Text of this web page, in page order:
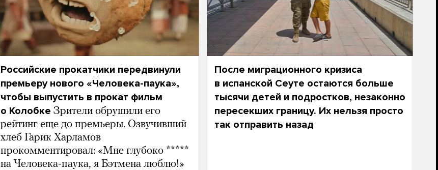
Российские прокатчики передвинули
премьеру нового «Человека-паука»,
чтобы выпустить в прокат фильм
о Колобке Зрители обрушили его
рейтинг еще до премьеры. Озвучивший
хлеб Гарик Харламов
прокомментировал: «Мне глубоко *****
на Человека-паука, я Бэтмена люблю!»
После миграционного кризиса
в испанской Сеуте остаются больше
тысячи детей и подростков, незаконно
пересекших границу. Их нельзя просто
так отправить назад